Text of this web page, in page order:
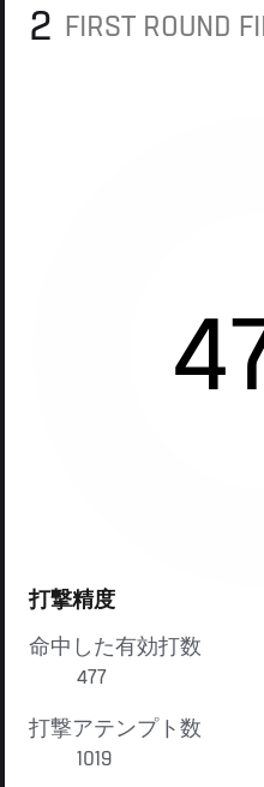
2 FIRST ROUND
打撃精度
命中した有効打数
477
打撃アテンプト数
1019